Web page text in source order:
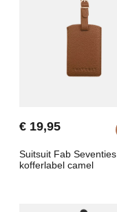
€ 19,95
Suitsuit Fab Seventies
kofferlabel camel